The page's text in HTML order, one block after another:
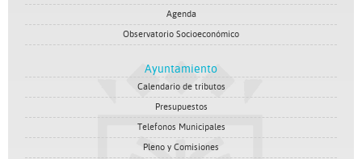
Agenda
Observatorio Socioeconómico
Ayuntamiento
Calendario de tributos
Presupuestos
Telefonos Municipales
Pleno y Comisiones